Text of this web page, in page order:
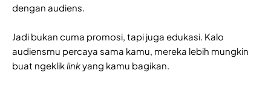
dengan audiens.
Jadi bukan cuma promosi, tapi juga edukasi. Kalo
audiensmu percaya sama kamu, mereka lebih mungkin
buat ngekliklinkyang kamu bagikan.